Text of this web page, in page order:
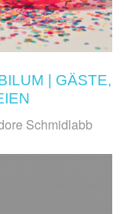
| GÄSTE, F
Schmidlabb